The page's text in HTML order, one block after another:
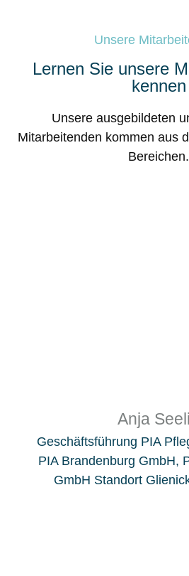
Unsere
Lernen Sie unsere
kennen
Unsere ausgebildeten
Mitarbeitenden kommen aus
Bereichen.
Anja
Geschäftsführung PIA
PIA Brandenburg GmbH,
GmbH Standort